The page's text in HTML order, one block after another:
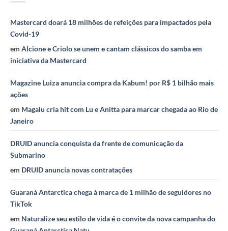
Mastercard doará 18 milhões de refeições para impactados pela
Covid-19
em Alcione e Criolo se unem e cantam clássicos do samba em
iniciativa da Mastercard
Magazine Luiza anuncia compra da Kabum! por R$ 1 bilhão mais
ações
em Magalu cria hit com Lu e Anitta para marcar chegada ao Rio de
Janeiro
DRUID anuncia conquista da frente de comunicação da
Submarino
em DRUID anuncia novas contratações
Guaraná Antarctica chega à marca de 1 milhão de seguidores no
TikTok
em Naturalize seu estilo de vida é o convite da nova campanha do